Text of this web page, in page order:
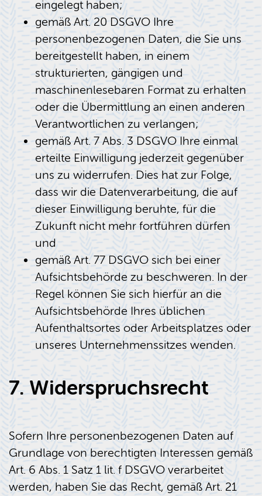
eingelegt haben;
gemäß Art. 20 DSGVO Ihre
personenbezogenen Daten, die Sie uns
bereitgestellt haben, in einem
strukturierten, gängigen und
maschinenlesebaren Format zu erhalten
oder die Übermittlung an einen anderen
Verantwortlichen zu verlangen;
gemäß Art. 7 Abs. 3 DSGVO Ihre einmal
erteilte Einwilligung jederzeit gegenüber
uns zu widerrufen. Dies hat zur Folge,
dass wir die Datenverarbeitung, die auf
dieser Einwilligung beruhte, für die
Zukunft nicht mehr fortführen dürfen
und
gemäß Art. 77 DSGVO sich bei einer
Aufsichtsbehörde zu beschweren. In der
Regel können Sie sich hierfür an die
Aufsichtsbehörde Ihres üblichen
Aufenthaltsortes oder Arbeitsplatzes oder
unseres Unternehmenssitzes wenden.
7. Widerspruchsrecht
Sofern Ihre personenbezogenen Daten auf
Grundlage von berechtigten Interessen gemäß
Art. 6 Abs. 1 Satz 1 lit. f DSGVO verarbeitet
werden, haben Sie das Recht, gemäß Art. 21